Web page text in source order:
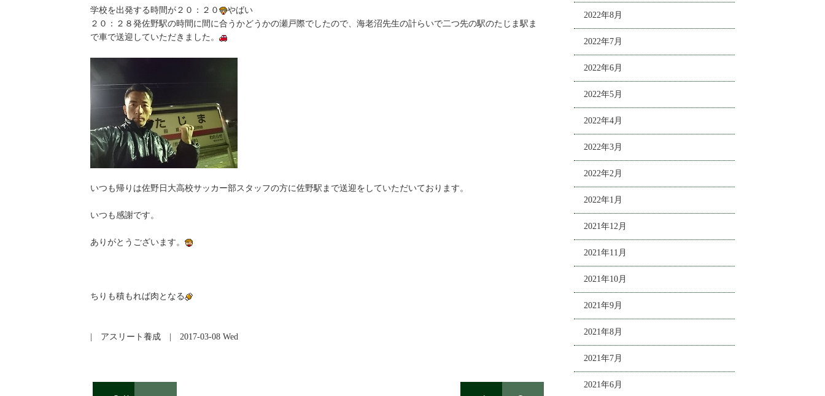
学校を出発する時間が２０：２０
やばい
２０：２８発佐野駅の時間に間に合うかどうかの瀬戸際でしたので、海老沼先生の計らいで二つ先の駅のたじま駅ま
で車で送迎していただきました。
いつも帰りは佐野日大高校サッカー部スタッフの方に佐野駅まで送迎をしていただいております。
いつも感謝です。
ありがとうございます。
ちりも積もれば肉となる
アスリート養成 | 2017-03-08 Wed
2022年8月
2022年7月
2022年6月
2022年5月
2022年4月
2022年3月
2022年2月
2022年1月
2021年12月
2021年11月
2021年10月
2021年9月
2021年8月
2021年7月
2021年6月